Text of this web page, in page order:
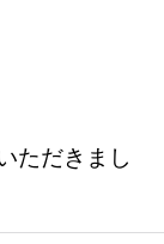
ただきまし